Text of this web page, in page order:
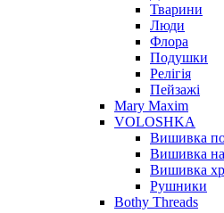
Тварини
Люди
Флора
Подушки
Релігія
Пейзажі
Mary Maxim
VOLOSHKA
Вишивка
Вишивка
Вишивка
Рушники
Bothy Threads